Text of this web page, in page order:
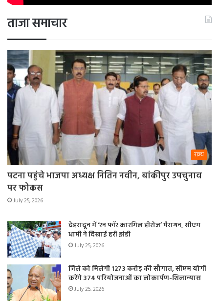
ताजा समाचार
राज्य
पटना पहुंचे भाजपा अध्यक्ष नितिन नवीन, बांकीपुर उपचुनाव
पर फोकस
July 25, 2026
देहरादून में ‘रन फॉर कारगिल हीरोज’ मैराथन, सीएम
धामी ने दिखाई हरी झंडी
July 25, 2026
जिले को मिलेगी 1273 करोड़ की सौगात, सीएम योगी
करेंगे 374 परियोजनाओं का लोकार्पण-शिलान्यास
July 25, 2026